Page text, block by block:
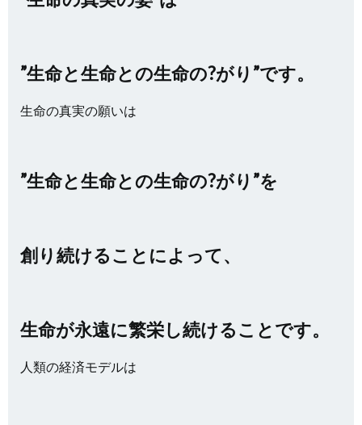
”生命と生命との生命の?がり”です。
生命の真実の願いは
”生命と生命との生命の?がり”を
創り続けることによって、
生命が永遠に繁栄し続けることです。
人類の経済モデルは